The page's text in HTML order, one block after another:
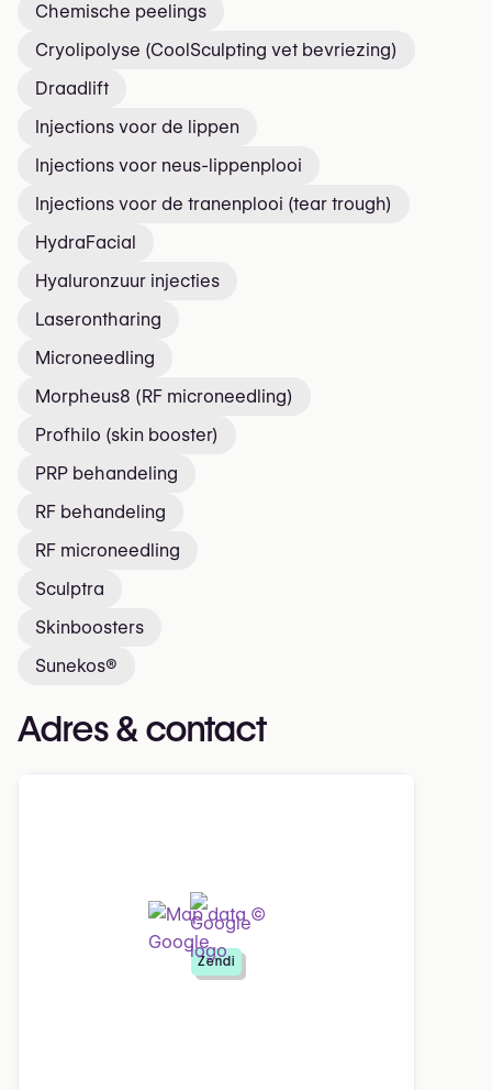
Chemische peelings
Cryolipolyse (CoolSculpting vet bevriezing)
Draadlift
Injections voor de lippen
Injections voor neus-lippenplooi
Injections voor de tranenplooi (tear trough)
HydraFacial
Hyaluronzuur injecties
Laserontharing
Microneedling
Morpheus8 (RF microneedling)
Profhilo (skin booster)
PRP behandeling
RF behandeling
RF microneedling
Sculptra
Skinboosters
Sunekos®
Adres & contact
Zendi